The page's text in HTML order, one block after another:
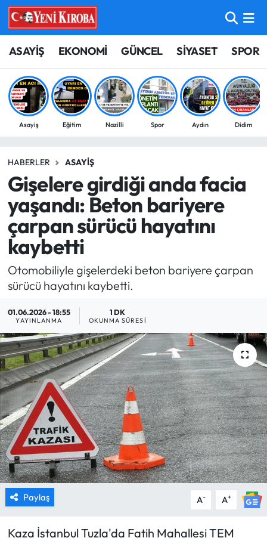
ASAYİŞ EKONOMİ GÜNCEL SİYASET SPOR
Asayiş Eğitim Nazilli Spor Aydın Didim
HABERLER ASAYIŞ
Gişelere girdiği anda facia
yaşandı: Beton bariyere
çarpan sürücü hayatını
kaybetti
Otomobiliyle gişelerdeki beton bariyere çarpan
sürücü hayatını kaybetti.
01.06.2026 - 18:55
YAYINLANMA
1 DK
OKUNMA SÜRESI
Paylaş A- A+
Kaza İstanbul Tuzla'da Fatih Mahallesi TEM
ASAYİŞ
BİLİM-TEKNOLOJİ
ÇEVRE
EĞİTİM
EKONOMİ
GÜNCEL
GÜNDEM
MAGAZİN
SAĞLIK
SİYASET
SPOR
TARIM
TURİZM
YAŞAM
RESMİ İLANLAR
HABER İLAN
Aydın Nöbetçi Eczaneler
Aydın Hava Durumu
Aydin Namaz Vakitleri
Süper Lig Puan Durumu ve Fikstür
Tüm Manşetler
Son Dakika Haberleri
Haber Arşivi